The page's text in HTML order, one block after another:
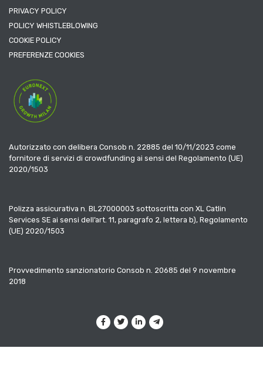
PRIVACY POLICY
POLICY WHISTLEBLOWING
COOKIE POLICY
PREFERENZE COOKIES
Autorizzato con delibera Consob n. 22885 del 10/11/2023 come
fornitore di servizi di crowdfunding ai sensi del Regolamento (UE)
2020/1503
Polizza assicurativa n. BL27000003 sottoscritta con XL Catlin
Services SE ai sensi dell’art. 11, paragrafo 2, lettera b), Regolamento
(UE) 2020/1503
Provvedimento sanzionatorio Consob n. 20685 del 9 novembre
2018